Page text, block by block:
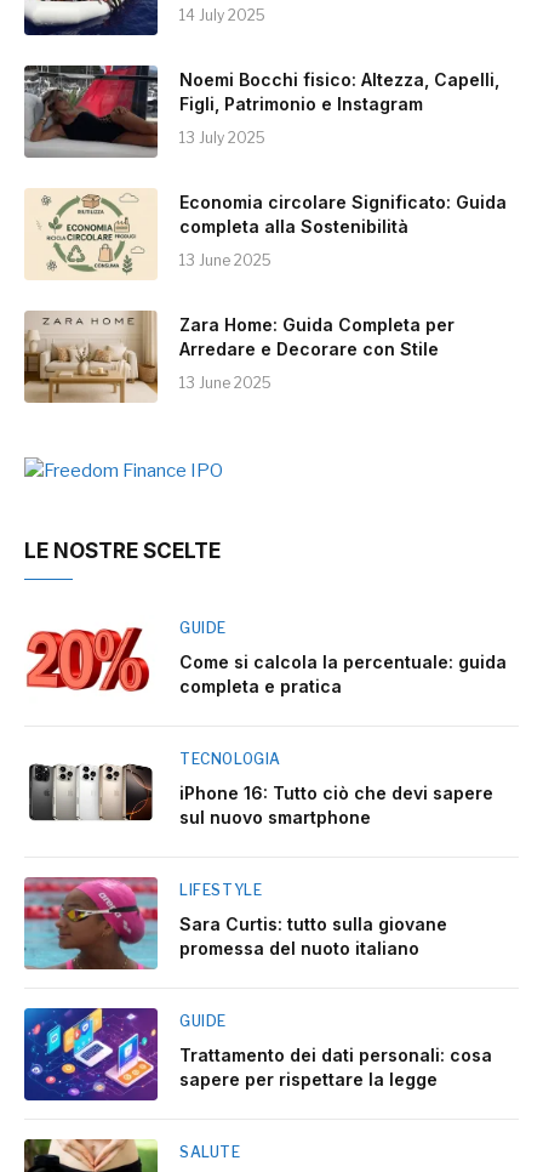
14 July 2025
Noemi Bocchi fisico: Altezza, Capelli,
Figli, Patrimonio e Instagram
13 July 2025
Economia circolare Significato: Guida
completa alla Sostenibilità
13 June 2025
Zara Home: Guida Completa per
Arredare e Decorare con Stile
13 June 2025
LE NOSTRE SCELTE
GUIDE
Come si calcola la percentuale: guida
completa e pratica
TECNOLOGIA
iPhone 16: Tutto ciò che devi sapere
sul nuovo smartphone
LIFESTYLE
Sara Curtis: tutto sulla giovane
promessa del nuoto italiano
GUIDE
Trattamento dei dati personali: cosa
sapere per rispettare la legge
SALUTE